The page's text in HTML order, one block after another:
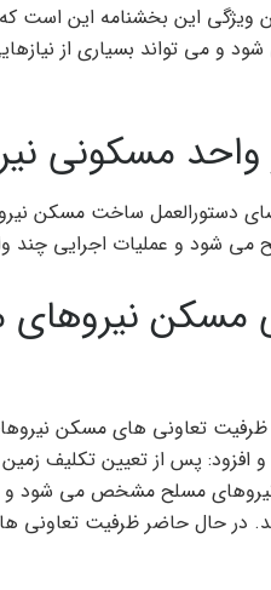
این بخشنامه این است که
و می تواند بسیاری از
می شود و عملیات اجرایی چند
مسکن
ظرفیت تعاونی های مسکن
افزود: پس از تعیین تکلیف
مسلح مشخص می شود و
شد. در حال حاضر ظرفیت